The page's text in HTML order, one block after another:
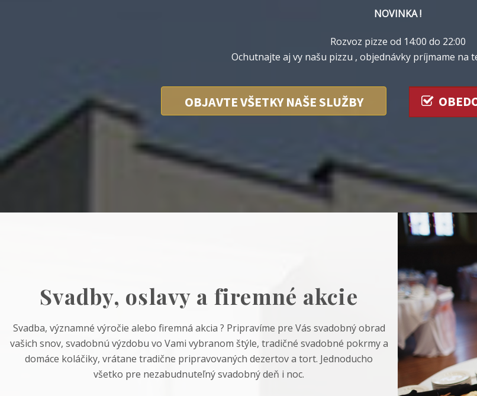
NOVINKA !
Rozvoz pizze od 14:00 do 22:00
Ochutnajte aj vy našu pizzu , objednávky príjmame na
OBJAVTE VŠETKY NAŠE SLUŽBY
Svadby, oslavy a firemné akcie
Svadba, významné výročie alebo firemná akcia ? Pripravíme pre Vás svadobný obrad
vašich snov, svadobnú výzdobu vo Vami vybranom štýle, tradičné svadobné pokrmy a
domáce koláčiky, vrátane tradične pripravovaných dezertov a tort. Jednoducho
všetko pre nezabudnuteľný svadobný deň i noc.